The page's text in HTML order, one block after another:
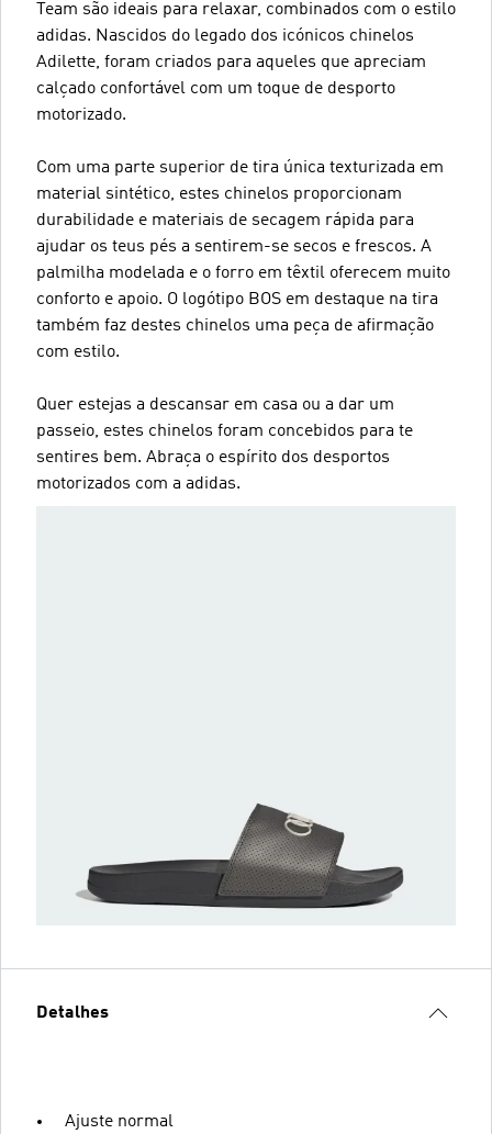
Team são ideais para relaxar, combinados com o estilo
adidas. Nascidos do legado dos icónicos chinelos
Adilette, foram criados para aqueles que apreciam
calçado confortável com um toque de desporto
motorizado.
Com uma parte superior de tira única texturizada em
material sintético, estes chinelos proporcionam
durabilidade e materiais de secagem rápida para
ajudar os teus pés a sentirem-se secos e frescos. A
palmilha modelada e o forro em têxtil oferecem muito
conforto e apoio. O logótipo BOS em destaque na tira
também faz destes chinelos uma peça de afirmação
com estilo.
Quer estejas a descansar em casa ou a dar um
passeio, estes chinelos foram concebidos para te
sentires bem. Abraça o espírito dos desportos
motorizados com a adidas.
Detalhes
Ajuste normal